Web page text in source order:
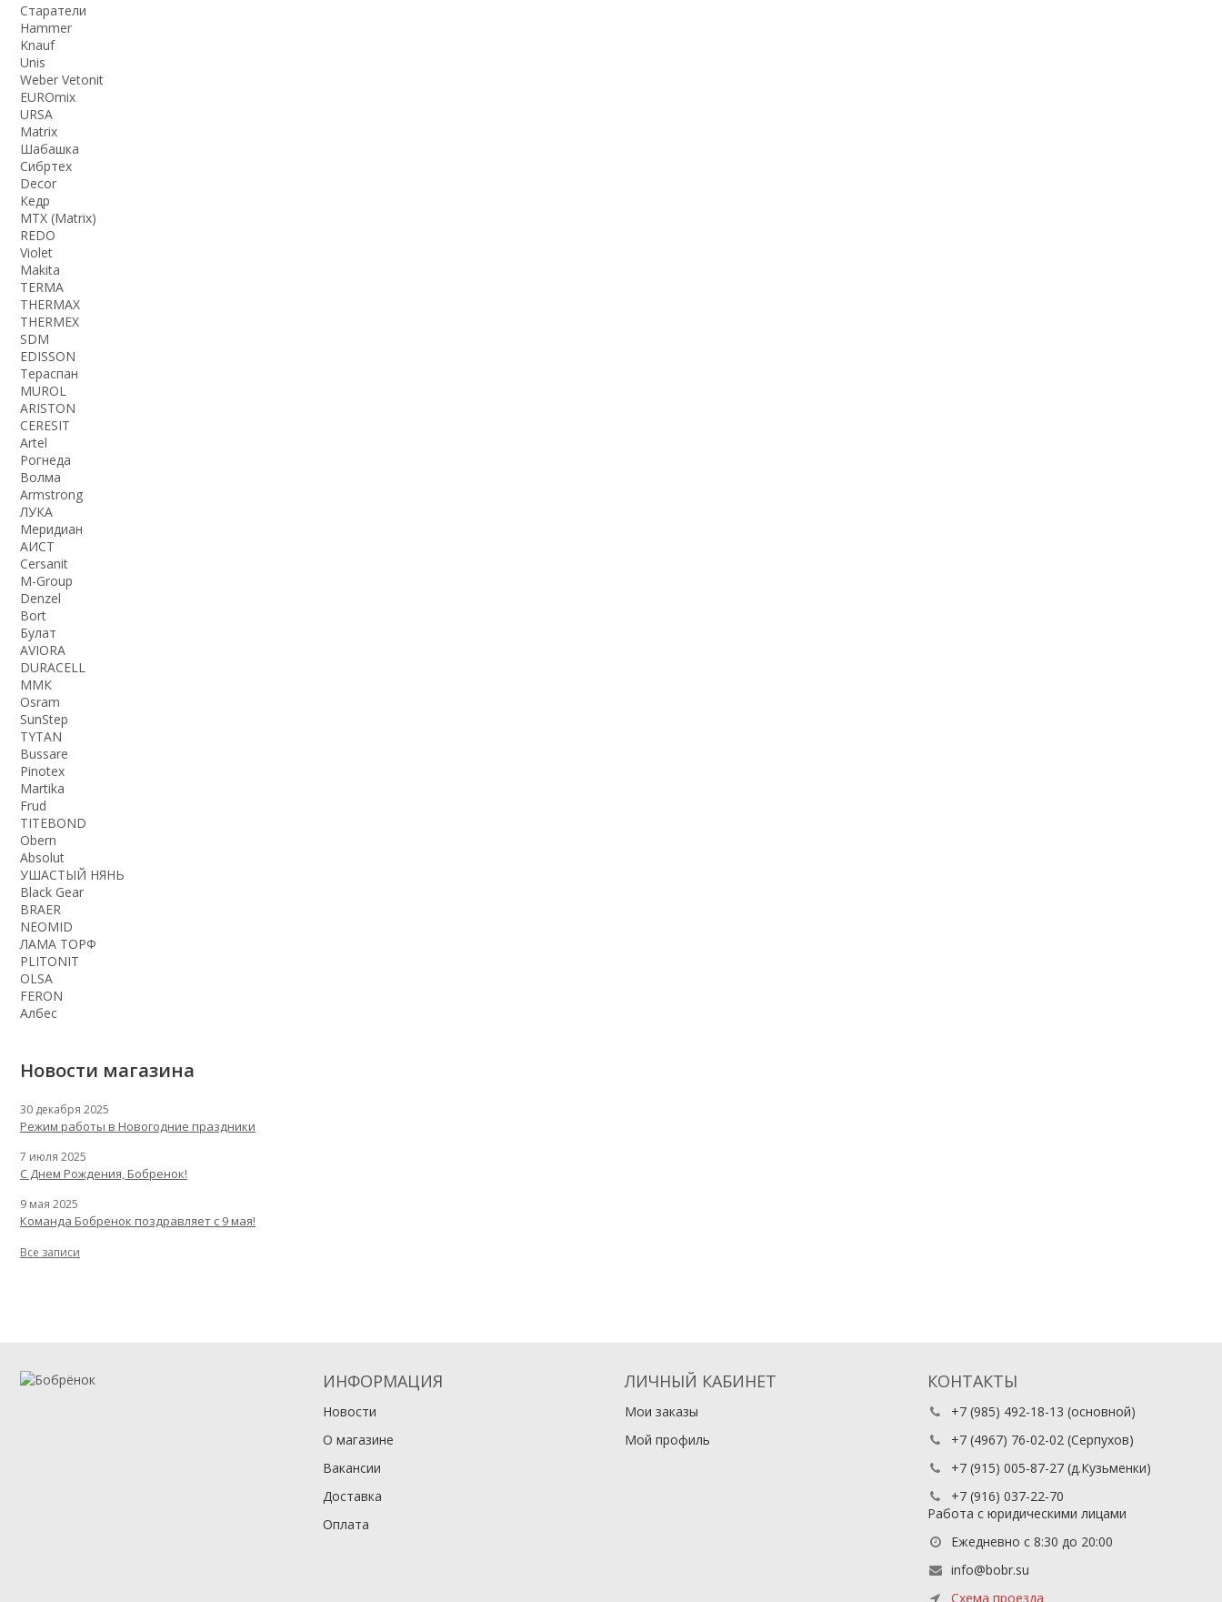
Старатели
Hammer
Knauf
Unis
Weber Vetonit
EUROmix
URSA
Matrix
Шабашка
Сибртех
Decor
Кедр
MTX (Matrix)
REDO
Violet
Makita
TERMA
THERMАX
THERMEX
SDM
EDISSON
Тераспан
MUROL
ARISTON
CERESIT
Artel
Рогнеда
Волма
Armstrong
ЛУКА
Меридиан
АИСТ
Cersanit
M-Group
Denzel
Bort
Булат
AVIORA
DURACELL
ММК
Osram
SunStep
TYTAN
Bussare
Pinotex
Martika
Frud
TITEBOND
Obern
Absolut
УШАСТЫЙ НЯНЬ
Black Gear
BRAER
NEOMID
ЛАМА ТОРФ
PLITONIT
OLSA
FERON
Албес
Новости магазина
30 декабря 2025
Режим работы в Новогодние праздники
7 июля 2025
С Днем Рождения, Бобренок!
9 мая 2025
Команда Бобренок поздравляет с 9 мая!
Все записи
ИНФОРМАЦИЯ
Новости
О магазине
Вакансии
Доставка
Оплата
ЛИЧНЫЙ КАБИНЕТ
Мои заказы
Мой профиль
КОНТАКТЫ
+7 (985) 492-18-13 (основной)
+7 (4967) 76-02-02 (Серпухов)
+7 (915) 005-87-27(д.Кузьменки)
+7 (916) 037-22-70
Работа с юридическими лицами
Ежедневно с 8:30 до 20:00
info@bobr.su
Схема проезда